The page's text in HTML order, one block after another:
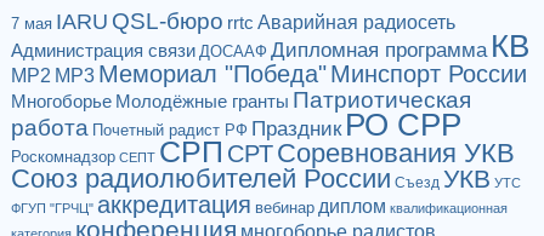
7 мая IARU QSL-бюро rrtc Аварийная радиосеть
Администрация связи ДОСААФ Дипломная программа КВ
МР2 МР3 Мемориал "Победа"Минспорт России
Многоборье Молодёжные гранты Патриотическая
работа Почетный радист РФ Праздник РО СРР
Роскомнадзор СЕПТ СРП СРТСоревнования УКВ
Союз радиолюбителей России Съезд УКВ УТС
ФГУП "ГРЧЦ" аккредитация вебинар диплом квалификационная
конференция многоборье радистов